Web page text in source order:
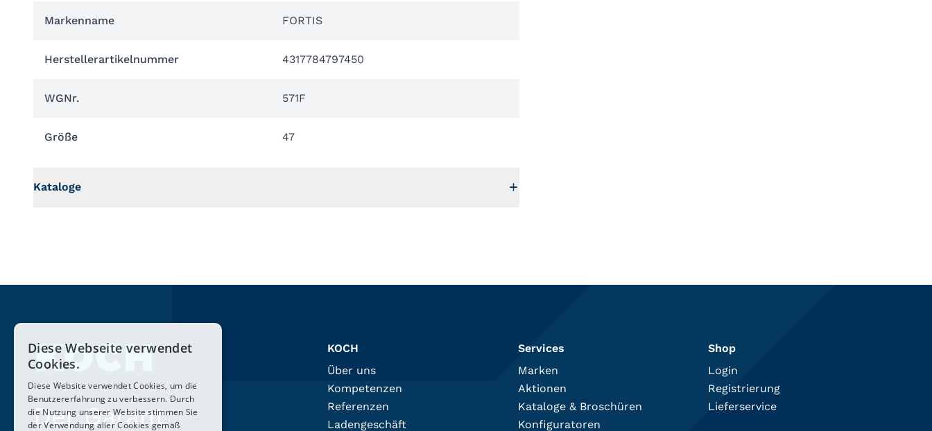
Markenname FORTIS
Herstellerartikelnummer 4317784797450
WGNr. 571F
Größe 47
Kataloge
Der Garant
KOCH
Über uns
Kompetenzen
Referenzen
Ladengeschäft
Services
Marken
Aktionen
Kataloge & Broschüren
Konfiguratoren
Shop
Login
Registrierung
Lieferservice
Diese Webseite verwendet
Cookies.
Diese Website verwendet Cookies, um die
Benutzererfahrung zu verbessern. Durch
die Nutzung unserer Website stimmen Sie
der Verwendung aller Cookies gemäß